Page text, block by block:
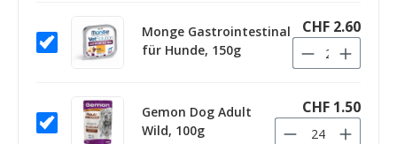
Monge Gastrointestinal
für Hunde, 150g
CHF 2.60
Gemon Dog Adult
Wild, 100g
CHF 1.50